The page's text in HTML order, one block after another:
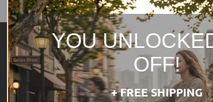
Elektrické kolo
Všechna elektrokola
Podpora
Sledovat
YOU
OFF!
+ FREE SHIPPING